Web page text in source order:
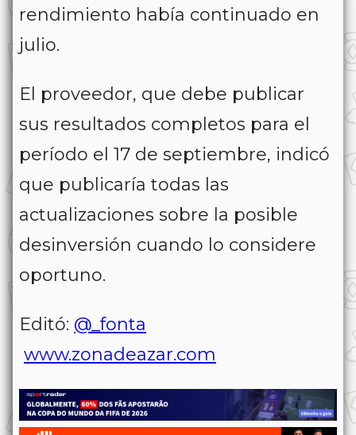
rendimiento había continuado en
julio.
El proveedor, que debe publicar
sus resultados completos para el
período el 17 de septiembre, indicó
que publicaría todas las
actualizaciones sobre la posible
desinversión cuando lo considere
oportuno.
Editó: @_fonta
www.zonadeazar.com